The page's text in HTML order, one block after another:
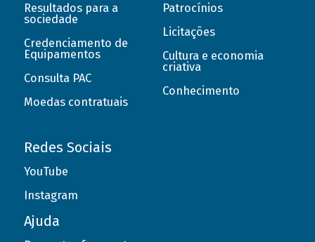
Resultados para a
sociedade
Credenciamento de
Equipamentos
Consulta PAC
Moedas contratuais
Patrocínios
Licitações
Cultura e economia
criativa
Conhecimento
Redes Sociais
YouTube
Instagram
Ajuda